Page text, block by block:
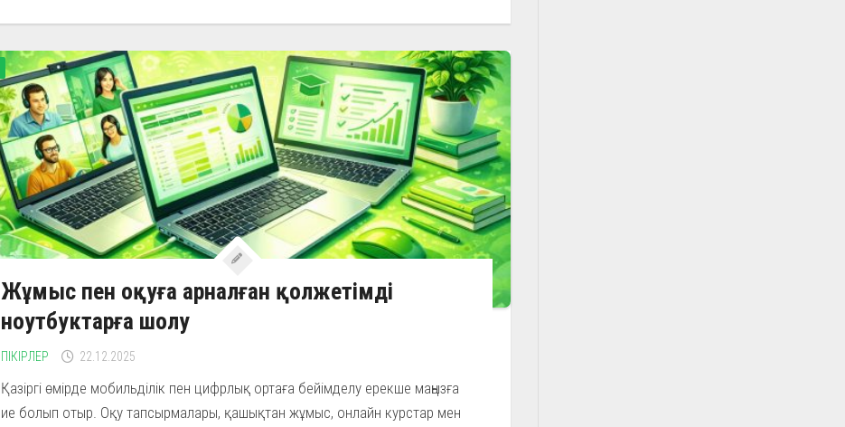
Жұмыс пен оқуға арналған қолжетімді
ноутбуктарға шолу
ПІКІРЛЕР 22.12.2025
Қазіргі өмірде мобильділік пен цифрлық ортаға бейімделу ерекше маңызға
ие болып отыр. Оқу тапсырмалары, қашықтан жұмыс, онлайн курстар мен